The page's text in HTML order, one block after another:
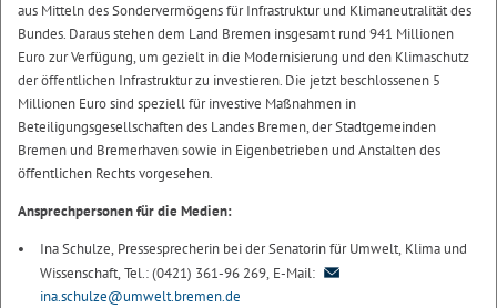
aus Mitteln des Sondervermögens für Infrastruktur und Klimaneutralität des
Bundes. Daraus stehen dem Land Bremen insgesamt rund 941 Millionen
Euro zur Verfügung, um gezielt in die Modernisierung und den Klimaschutz
der öffentlichen Infrastruktur zu investieren. Die jetzt beschlossenen 5
Millionen Euro sind speziell für investive Maßnahmen in
Beteiligungsgesellschaften des Landes Bremen, der Stadtgemeinden
Bremen und Bremerhaven sowie in Eigenbetrieben und Anstalten des
öffentlichen Rechts vorgesehen.
Ansprechpersonen für die Medien:
Ina Schulze, Pressesprecherin bei der Senatorin für Umwelt, Klima und
Wissenschaft, Tel.: (0421) 361-96 269, E-Mail:
ina.schulze@umwelt.bremen.de